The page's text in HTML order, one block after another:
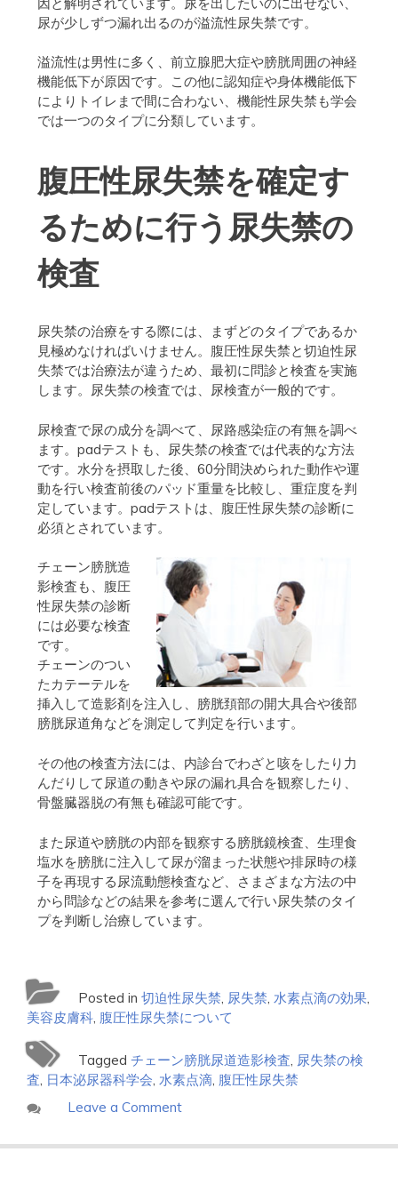
尿が少しずつ漏れ出るのが溢流性尿失禁です。
溢流性は男性に多く、前立腺肥大症や膀胱周囲の神経
機能低下が原因です。この他に認知症や身体機能低下
によりトイレまで間に合わない、機能性尿失禁も学会
では一つのタイプに分類しています。
腹圧性尿失禁を確定す
るために行う尿失禁の
検査
尿失禁の治療をする際には、まずどのタイプであるか
見極めなければいけません。腹圧性尿失禁と切迫性尿
失禁では治療法が違うため、最初に問診と検査を実施
します。尿失禁の検査では、尿検査が一般的です。
尿検査で尿の成分を調べて、尿路感染症の有無を調べ
ます。padテストも、尿失禁の検査では代表的な方法
です。水分を摂取した後、60分間決められた動作や運
動を行い検査前後のパッド重量を比較し、重症度を判
定しています。padテストは、腹圧性尿失禁の診断に
必須とされています。
チェーン膀胱造
影検査も、腹圧
性尿失禁の診断
には必要な検査
です。
チェーンのつい
たカテーテルを
挿入して造影剤を注入し、膀胱頚部の開大具合や後部
膀胱尿道角などを測定して判定を行います。
その他の検査方法には、内診台でわざと咳をしたり力
んだりして尿道の動きや尿の漏れ具合を観察したり、
骨盤臓器脱の有無も確認可能です。
また尿道や膀胱の内部を観察する膀胱鏡検査、生理食
塩水を膀胱に注入して尿が溜まった状態や排尿時の様
子を再現する尿流動態検査など、さまざまな方法の中
から問診などの結果を参考に選んで行い尿失禁のタイ
プを判断し治療しています。
Posted in 切迫性尿失禁 尿失禁 水素点滴の効果
美容皮膚科 腹圧性尿失禁について
Tagged チェーン膀胱尿道造影検査 尿失禁の検
査 日本泌尿器科学会 水素点滴 腹圧性尿失禁
Leave a Comment
若